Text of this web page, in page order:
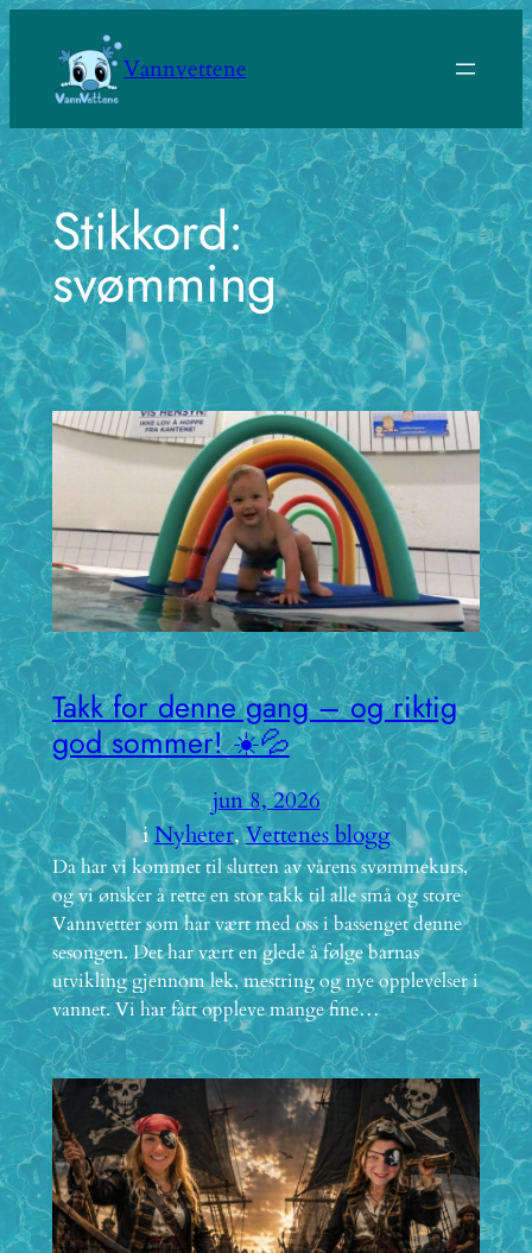
Hopp
til
innhold
Vannvettene
Stikkord:
svømming
Takk for denne gang – og riktig
god sommer! ☀️💦
jun 8, 2026
iNyheter, Vettenes blogg
Da har vi kommet til slutten av vårens svømmekurs,
og vi ønsker å rette en stor takk til alle små og store
Vannvetter som har vært med oss i bassenget denne
sesongen. Det har vært en glede å følge barnas
utvikling gjennom lek, mestring og nye opplevelser i
vannet. Vi har fått oppleve mange fine…